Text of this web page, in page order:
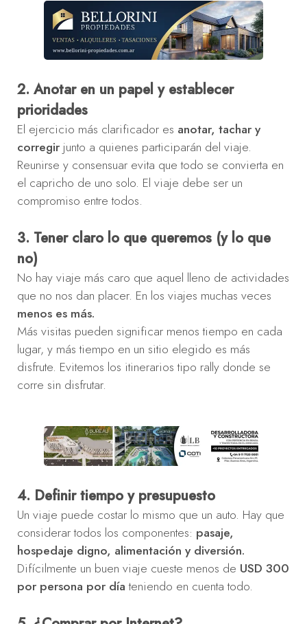
2. Anotar en un papel y establecer
prioridades
El ejercicio más clarificador es anotar, tachar y
corregir junto a quienes participarán del viaje.
Reunirse y consensuar evita que todo se convierta en
el capricho de uno solo. El viaje debe ser un
compromiso entre todos.
3. Tener claro lo que queremos (y lo que
no)
No hay viaje más caro que aquel lleno de actividades
que no nos dan placer. En los viajes muchas veces
menos es más.
Más visitas pueden significar menos tiempo en cada
lugar, y más tiempo en un sitio elegido es más
disfrute. Evitemos los itinerarios tipo rally donde se
corre sin disfrutar.
4. Definir tiempo y presupuesto
Un viaje puede costar lo mismo que un auto. Hay que
considerar todos los componentes: pasaje,
hospedaje digno, alimentación y diversión.
Difícilmente un buen viaje cueste menos de USD 300
por persona por díateniendo en cuenta todo.